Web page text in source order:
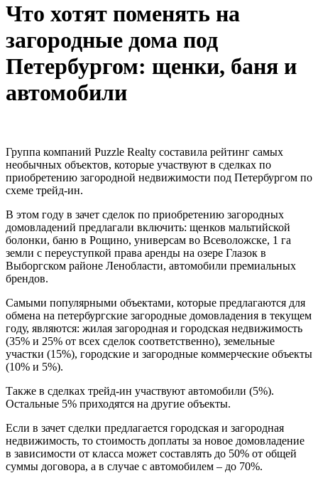
Что хотят поменять на
загородные дома под
Петербургом: щенки, баня и
автомобили
Группа компаний Puzzle Realty составила рейтинг самых
необычных объектов, которые участвуют в сделках по
приобретению загородной недвижимости под Петербургом по
схеме трейд-ин.
В этом году в зачет сделок по приобретению загородных
домовладений предлагали включить: щенков мальтийской
болонки, баню в Рощино, универсам во Всеволожске, 1 га
земли с переуступкой права аренды на озере Глазок в
Выборгском районе Ленобласти, автомобили премиальных
брендов.
Самыми популярными объектами, которые предлагаются для
обмена на петербургские загородные домовладения в текущем
году, являются: жилая загородная и городская недвижимость
(35% и 25% от всех сделок соответственно), земельные
участки (15%), городские и загородные коммерческие объекты
(10% и 5%).
Также в сделках трейд-ин участвуют автомобили (5%).
Остальные 5% приходятся на другие объекты.
Если в зачет сделки предлагается городская и загородная
недвижимость, то стоимость доплаты за новое домовладение
в зависимости от класса может составлять до 50% от общей
суммы договора, а в случае с автомобилем – до 70%.